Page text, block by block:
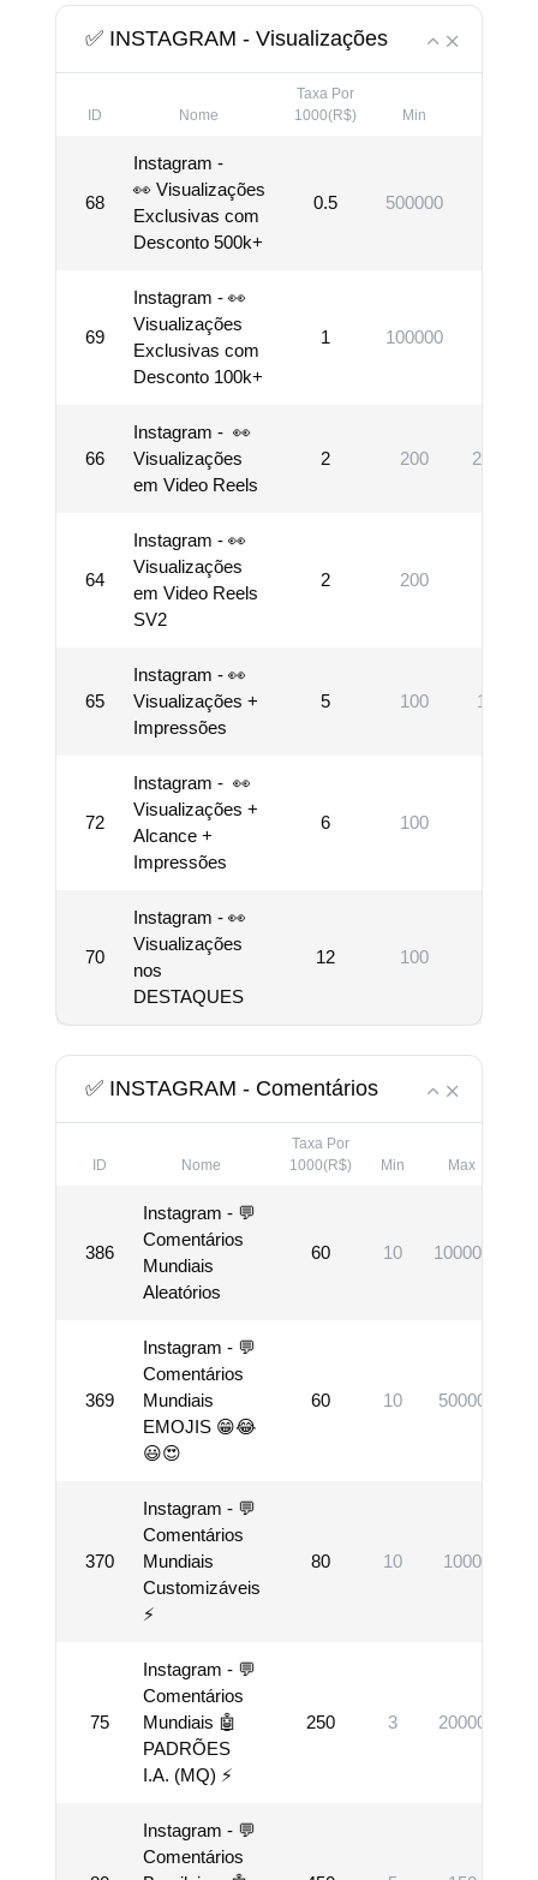
✅ INSTAGRAM - Visualizações
ID Nome
Taxa Por
1000(R$)
Min
68
Instagram -
👀 Visualizações
Exclusivas com
Desconto 500k+
0.5 500000
69
Instagram - 👀
Visualizações
Exclusivas com
Desconto 100k+
1 100000
66
Instagram - 👀
Visualizações
em Video Reels
2 200
64
Instagram - 👀
Visualizações
em Video Reels
SV2
2 200
65
Instagram - 👀
Visualizações +
Impressões
5 100
72
Instagram - 👀
Visualizações +
Alcance +
Impressões
6 100
70
Instagram - 👀
Visualizações
nos
DESTAQUES
12 100
✅ INSTAGRAM - Comentários
ID Nome
Taxa Por
1000(R$)
Min Max
386
Instagram - 💬
Comentários
Mundiais
Aleatórios
60 10 100000
369
Instagram - 💬
Comentários
Mundiais
EMOJIS 😁😂
😃😍
60 10 50000
370
Instagram - 💬
Comentários
Mundiais
Customizáveis
⚡
80 10 1000
75
Instagram - 💬
Comentários
Mundiais 🤖
PADRÕES
I.A. (MQ) ⚡
250 3 20000
Instagram - 💬
Comentários